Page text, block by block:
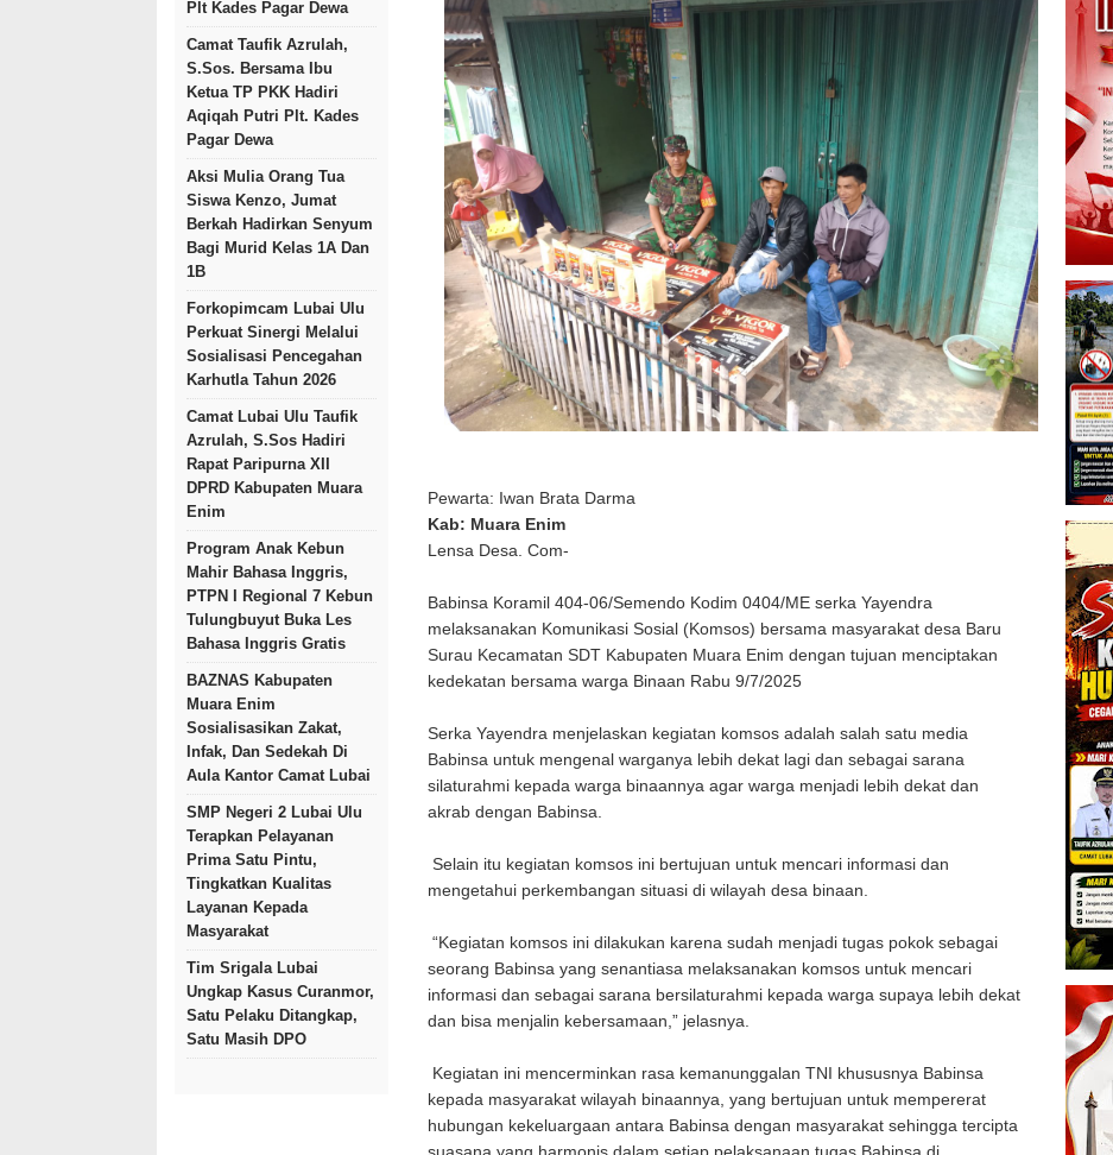
Plt Kades Pagar Dewa
Camat Taufik Azrulah,
S.Sos. Bersama Ibu
Ketua TP PKK Hadiri
Aqiqah Putri Plt. Kades
Pagar Dewa
Aksi Mulia Orang Tua
Siswa Kenzo, Jumat
Berkah Hadirkan Senyum
Bagi Murid Kelas 1A Dan
1B
Forkopimcam Lubai Ulu
Perkuat Sinergi Melalui
Sosialisasi Pencegahan
Karhutla Tahun 2026
Camat Lubai Ulu Taufik
Azrulah, S.Sos Hadiri
Rapat Paripurna XII
DPRD Kabupaten Muara
Enim
Program Anak Kebun
Mahir Bahasa Inggris,
PTPN I Regional 7 Kebun
Tulungbuyut Buka Les
Bahasa Inggris Gratis
BAZNAS Kabupaten
Muara Enim
Sosialisasikan Zakat,
Infak, Dan Sedekah Di
Aula Kantor Camat Lubai
SMP Negeri 2 Lubai Ulu
Terapkan Pelayanan
Prima Satu Pintu,
Tingkatkan Kualitas
Layanan Kepada
Masyarakat
Tim Srigala Lubai
Ungkap Kasus Curanmor,
Satu Pelaku Ditangkap,
Satu Masih DPO
Pewarta: Iwan Brata Darma
Kab: Muara Enim
Lensa Desa. Com-
Babinsa Koramil 404-06/Semendo Kodim 0404/ME serka Yayendra
melaksanakan Komunikasi Sosial (Komsos) bersama masyarakat desa Baru
Surau Kecamatan SDT Kabupaten Muara Enim dengan tujuan menciptakan
kedekatan bersama warga Binaan Rabu 9/7/2025
Serka Yayendra menjelaskan kegiatan komsos adalah salah satu media
Babinsa untuk mengenal warganya lebih dekat lagi dan sebagai sarana
silaturahmi kepada warga binaannya agar warga menjadi lebih dekat dan
akrab dengan Babinsa.
Selain itu kegiatan komsos ini bertujuan untuk mencari informasi dan
mengetahui perkembangan situasi di wilayah desa binaan.
“Kegiatan komsos ini dilakukan karena sudah menjadi tugas pokok sebagai
seorang Babinsa yang senantiasa melaksanakan komsos untuk mencari
informasi dan sebagai sarana bersilaturahmi kepada warga supaya lebih dekat
dan bisa menjalin kebersamaan,” jelasnya.
Kegiatan ini mencerminkan rasa kemanunggalan TNI khususnya Babinsa
kepada masyarakat wilayah binaannya, yang bertujuan untuk mempererat
hubungan kekeluargaan antara Babinsa dengan masyarakat sehingga tercipta
suasana yang harmonis dalam setiap pelaksanaan tugas Babinsa di